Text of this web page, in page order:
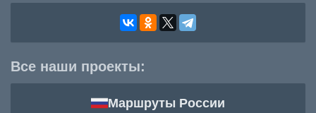
Все наши проекты:
Маршруты России